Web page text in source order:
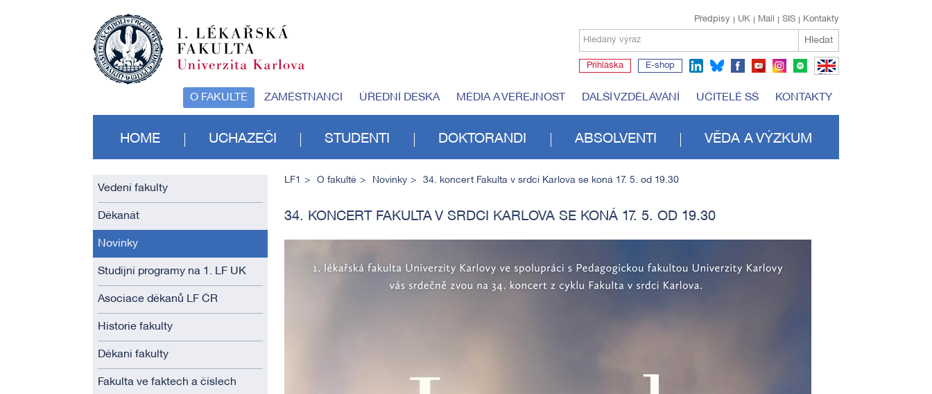
Kontakty
SIS
Mail
UK
Předpisy
Hledaný výraz Hledat
Přihláška E-shop
EN
O FAKULTĚ ZAMĚSTNANCI ÚŘEDNÍ DESKA MÉDIA A VEŘEJNOST DALŠÍ VZDĚLÁVÁNÍ UČITELÉ SŠ KONTAKTY
HOME UCHAZEČI STUDENTI DOKTORANDI ABSOLVENTI VĚDA A VÝZKUM
Vedení fakulty
Děkanát
Novinky
Studijní programy na 1. LF UK
Asociace děkanů LF ČR
Historie fakulty
Děkani fakulty
Fakulta ve faktech a číslech
LF1 O fakultě Novinky 34. koncert Fakulta v srdci Karlova se koná 17. 5. od 19.30
34. KONCERT FAKULTA V SRDCI KARLOVA SE KONÁ 17. 5. OD 19.30